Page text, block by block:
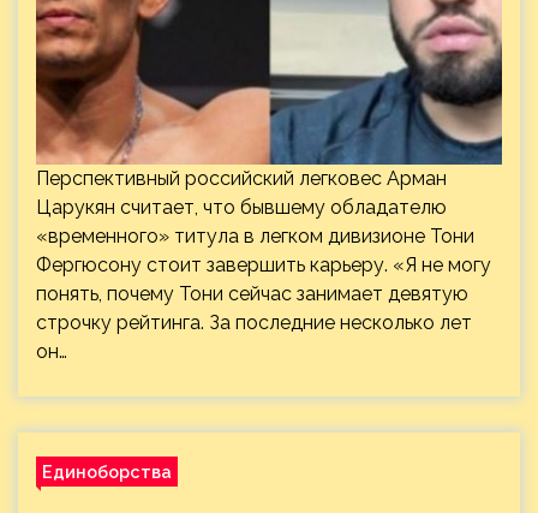
Перспективный российский легковес Арман
Царукян считает, что бывшему обладателю
«временного» титула в легком дивизионе Тони
Фергюсону стоит завершить карьеру. «Я не могу
понять, почему Тони сейчас занимает девятую
строчку рейтинга. За последние несколько лет
он…
Единоборства